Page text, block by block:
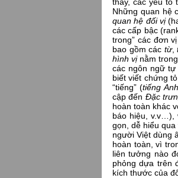
Những quan hệ
quan hệ đối vị
các cấp bậc
trong” các đơn
bao gồm các từ,
hình vịnằm
các ngôn ngữ tự
biết viết chứng
“tiếng” (tiếng
cập đến Đặc
hoàn toàn khác
báo hiệu, v.v…),
gọn, dễ hiểu
người Việt dùng
hoàn toàn, vì
liên tưởng nào
phỏng dựa trên
kích thước của